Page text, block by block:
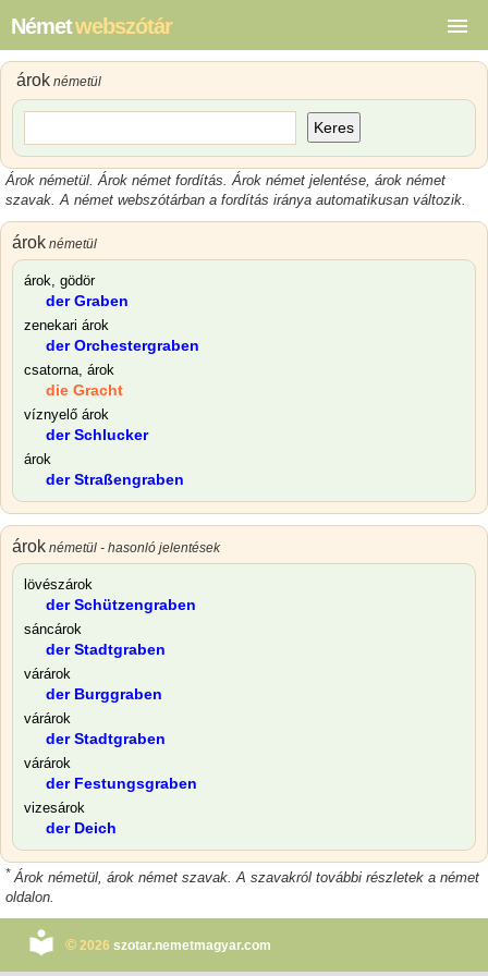
Németwebszótár
árok németül
Keres
Árok németül. Árok német fordítás. Árok német jelentése, árok német
szavak. A német webszótárban a fordítás iránya automatikusan változik.
árok németül
árok, gödör
der Graben
zenekari árok
der Orchestergraben
csatorna, árok
die Gracht
víznyelő árok
der Schlucker
árok
der Straßengraben
árok németül - hasonló jelentések
lövészárok
der Schützengraben
sáncárok
der Stadtgraben
várárok
der Burggraben
várárok
der Stadtgraben
várárok
der Festungsgraben
vizesárok
der Deich
* Árok németül, árok német szavak. A szavakról további részletek a német
oldalon.
© 2026 szotar.nemetmagyar.com